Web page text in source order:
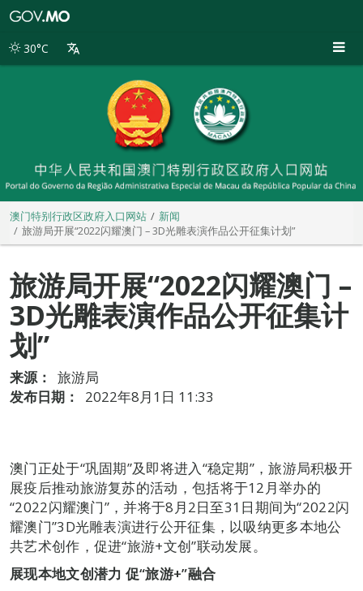
别
30°C
澳门特别行政区政府入口网站
新闻
旅游局开展“2022闪耀澳门 – 3D光雕表演作品公开征集计划”
旅游局开展“2022闪耀澳门 –
3D光雕表演作品公开征集计
划”
来源：
旅游局
发布日期：
2022年8月1日 11:33
澳门正处于“巩固期”及即将进入“稳定期”，旅游局积极开
展疫后推动旅游复苏的活动，包括将于12月举办的
“2022闪耀澳门”，并将于8月2日至31日期间为“2022闪
耀澳门”3D光雕表演进行公开征集，以吸纳更多本地公
共艺术创作，促进“旅游+文创”联动发展。
展现本地文创潜力 促“旅游+”融合